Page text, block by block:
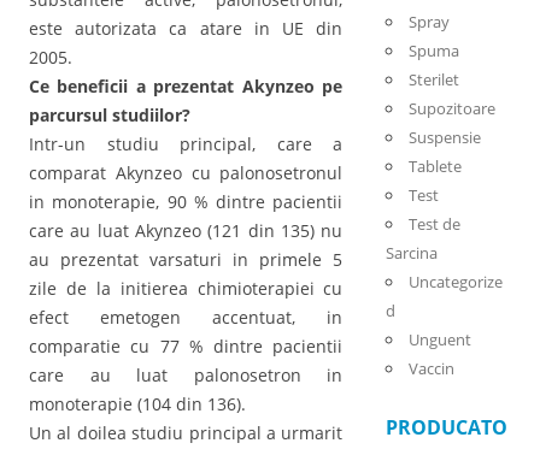
este autorizata ca atare in UE din
2005.
Ce beneficii a prezentat Akynzeo pe
parcursul studiilor?
Intr-un studiu principal, care a
comparat Akynzeo cu palonosetronul
in monoterapie, 90 % dintre pacientii
care au luat Akynzeo (121 din 135) nu
au prezentat varsaturi in primele 5
zile de la initierea chimioterapiei cu
efect emetogen accentuat, in
comparatie cu 77 % dintre pacientii
care au luat palonosetron in
monoterapie (104 din 136).
Un al doilea studiu principal a urmarit
Spray
Spuma
Sterilet
Supozitoare
Suspensie
Tablete
Test
Test de
Sarcina
Uncategorize
d
Unguent
Vaccin
PRODUCATO